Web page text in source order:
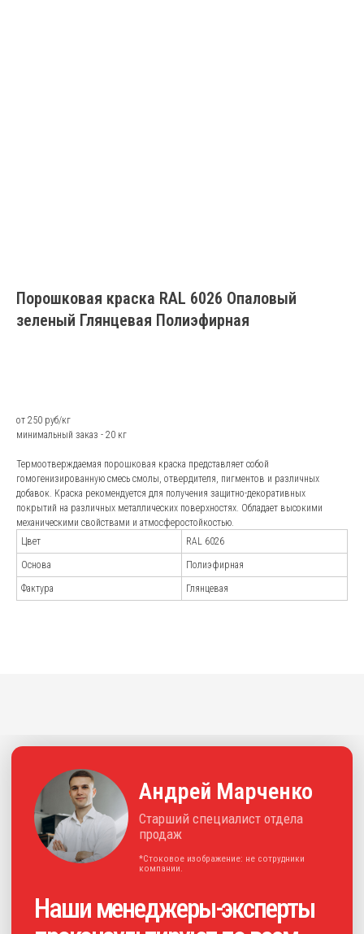
Порошковая краска RAL 6026 Опаловый
зеленый Глянцевая Полиэфирная
от 250 руб/кг
минимальный заказ - 20 кг
Термоотверждаемая порошковая краска представляет собой
гомогенизированную смесь смолы, отвердителя, пигментов и различных
добавок. Краска рекомендуется для получения защитно-декоративных
покрытий на различных металлических поверхностях. Обладает высокими
механическими свойствами и атмосферостойкостью.
Цвет
RAL 6026
Основа Полиэфирная
Фактура Глянцевая
Андрей Марченко
Старший специалист отдела
продаж
Наши менеджеры-эксперты
проконсультируют по всем
вопросам и подберут
наилучшее решение
позволяет предлагать нашим
и инновационные решения
для отрасли.
*Стоковое изображение: не сотрудники